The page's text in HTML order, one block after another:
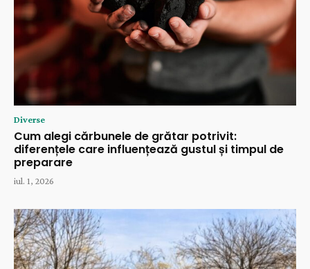
Diverse
Cum alegi cărbunele de grătar potrivit:
diferențele care influențează gustul și timpul de
preparare
iul. 1, 2026